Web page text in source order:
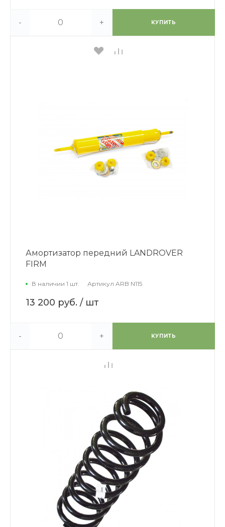
- + КУПИТЬ
Амортизатор передний LANDROVER
FIRM
В наличии 1 шт. Артикул ARB N115
13 200 руб. / шт
- + КУПИТЬ